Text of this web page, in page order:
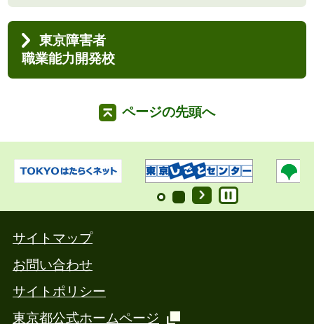
東京障害者
職業能力開発校
ページの先頭へ
サイトマップ
お問い合わせ
サイトポリシー
東京都公式ホームページ